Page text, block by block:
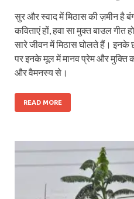
सुर और स्वाद में मिठास की ज़मीन है
कविताएं हों, हवा सा मुक्त बाउल गीत
सारे जीवन में मिठास घोलते हैं। इनके
पर इनके मूल में मानव प्रेम और मुक्ति
और वैमनस्य से।
READ MORE